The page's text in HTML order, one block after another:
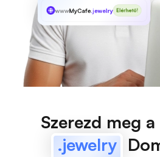
wwwMyCafe.jewelry Elérhető!
Szerezd meg
.jewelry